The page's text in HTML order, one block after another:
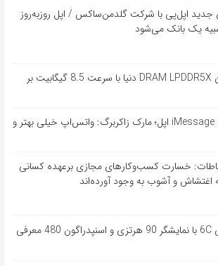
جدید اپل‌پی با شرکت گلدمن‌ساکس / اپل روزبه‌روز
یک بانک می‌شود
سامسونگ از سریع‌ترین DRAM LPDDR5X دنیا با سرعت 8.5 گیگابیت بر
کارزار تبلیغاتی متا علیه iMessage اپل؛ مارک زاکربرگ: واتس‌اپ خیلی بهتر و
خسارت کسب‌وکارهای مجازی برعهده کسانی
و آشوب به وجود آورده‌اند
گوشی اقتصادی آنر پلی 6C با نمایشگر 90 هرتزی و اسنپدراگون 480 معرفی